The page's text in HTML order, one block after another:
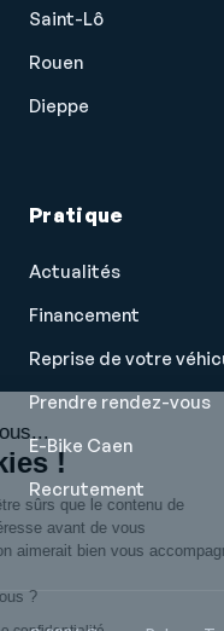
Saint-Lô
Rouen
Dieppe
Pratique
Actualités
Financement
Reprise de votre
Prendre rendez-vous
E-Bike Caen
Recrutement
Salut c'est nous...
les Cookies !
On a attendu d'être sûrs que
ce site vous intéresse avant
déranger, mais on aimerait
C'est OK pour vous ?